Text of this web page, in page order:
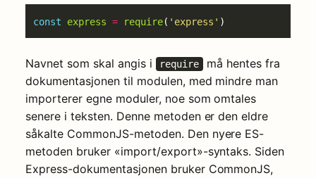
const express = require( 'express'
Navnet som skal angis i require må hentes fra
dokumentasjonen til modulen, med mindre man
importerer egne moduler, noe som omtales
senere i teksten. Denne metoden er den eldre
såkalte CommonJS-metoden. Den nyere ES-
metoden bruker «import/export»-syntaks. Siden
Express-dokumentasjonen bruker CommonJS,